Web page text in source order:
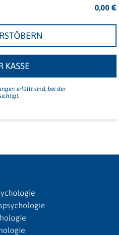
0,00€
KASSE
erfüllt sind, bei der